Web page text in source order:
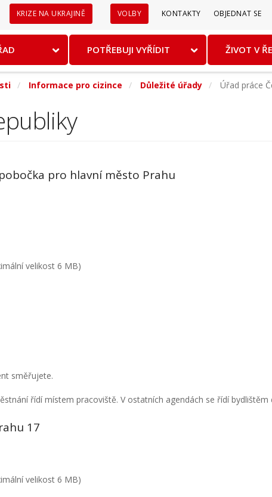
Sekundární
menu
KRIZE NA UKRAJINĚ VOLBY KONTAKTY OBJEDNAT SE
POTŘEBUJI VYŘÍDIT ŽIVOT V
Informace pro cizince Důležité úřady Úřad práce
pro hlavní město Prahu
velikost 6 MB)
směřujete.
řídí místem pracoviště. V ostatních agendách se řídí bydlištěm
17
velikost 6 MB)